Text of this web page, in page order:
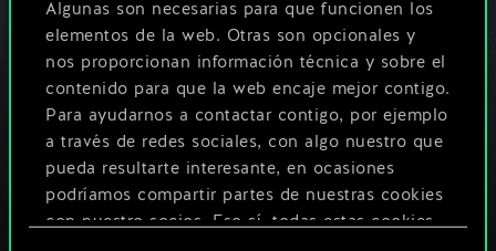
Algunas son necesarias para que funcionen los
elementos de la web. Otras son opcionales y
nos proporcionan información técnica y sobre el
contenido para que la web encaje mejor contigo.
Para ayudarnos a contactar contigo, por ejemplo
a través de redes sociales, con algo nuestro que
pueda resultarte interesante, en ocasiones
podríamos compartir partes de nuestras cookies
con nuestro socios. Eso sí, todas estas cookies
Temporada de
Noviembre
15 de noviembre de 2023
comentarios (0)
Ha comenzado la
Temporada de Octubre
17 de octubre de 2023 comentarios (0)